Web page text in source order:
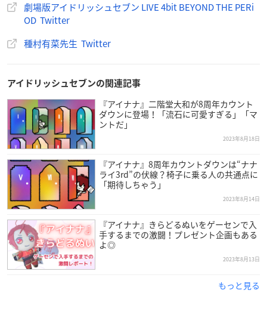
劇場版アイドリッシュセブン LIVE 4bit BEYOND THE PERi
OD Twitter
種村有菜先生 Twitter
アイドリッシュセブンの関連記事
『アイナナ』二階堂大和が8周年カウント
ダウンに登場！「流石に可愛すぎる」「マ
ントだ」
2023年8月18日
『アイナナ』8周年カウントダウンは“ナナ
ライ3rd”の伏線？椅子に乗る人の共通点に
「期待しちゃう」
2023年8月14日
『アイナナ』きらどるぬいをゲーセンで入
手するまでの激闘！プレゼント企画もある
よ◎
2023年8月13日
もっと見る